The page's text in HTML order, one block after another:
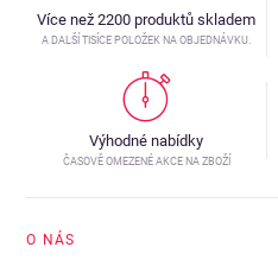
Více než 2200 produktů skladem
A DALŠÍ TISÍCE POLOŽEK NA OBJEDNÁVKU.
Výhodné nabídky
ČASOVĚ OMEZENÉ AKCE NA ZBOŽÍ
O NÁS